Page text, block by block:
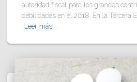
autoridad fiscal para los grandes
debilidades en el 2018. En la Tercera
Leer más…